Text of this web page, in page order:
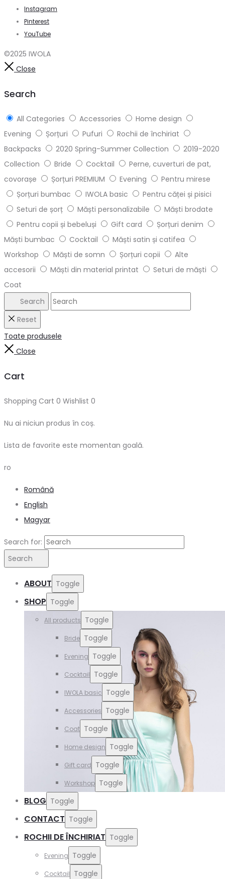
Instagram
Pinterest
YouTube
©2025 IWOLA
Close
Search
All Categories Accessories
Home design
Evening
Șorțuri Pufuri
Rochii de închiriat
Backpacks
2020 Spring-Summer Collection
2019-2020
Collection
Bride Cocktail
Perne, cuverturi de pat,
covorașe
Șorțuri PREMIUM Evening
Pentru mirese
Șorțuri bumbac
IWOLA basic
Pentru căței și pisici
Seturi de șorț
Măști personalizabile
Măști brodate
Pentru copii și bebeluși
Gift card
Șorțuri denim
Măști bumbac
Cocktail
Măști satin și catifea
Workshop
Măști de somn Șorțuri copii
Alte
accesorii
Măști din material printat
Seturi de măști
Coat
Search
Reset
Toate produsele
Close
Cart
Shopping Cart 0 Wishlist 0
Nu ai niciun produs în coș.
Lista de favorite este momentan goală.
ro
Română
English
Magyar
Search for:
Search
ABOUT Toggle
SHOP Toggle
All products Toggle
Bride Toggle
Evening Toggle
Cocktail Toggle
IWOLA basic Toggle
Accessories Toggle
Coat Toggle
Home design Toggle
Gift card Toggle
Workshop Toggle
BLOG Toggle
CONTACT Toggle
ROCHII DE ÎNCHIRIAT Toggle
Evening Toggle
Cocktail Toggle